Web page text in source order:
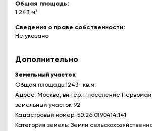
Общая площадь
1 243 м²
Сведения о праве собственности
Не указано
Дополнительно
Земельный участок
Общая площадь:1243 кв.м.
Адрес: Москва, вн.тер.г. поселение
земельный участок 92
Кадастровый номер: 50:26:0190414:141
Категория земель: Земли